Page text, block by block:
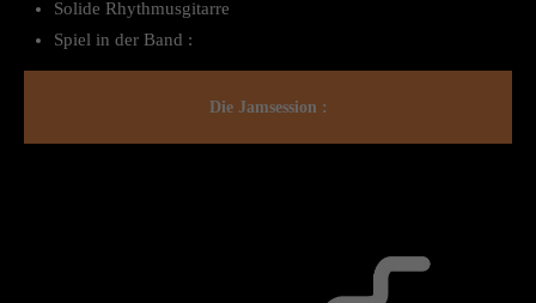
Solide Rhythmusgitarre
Spiel in der Band :
Die Jamsession :